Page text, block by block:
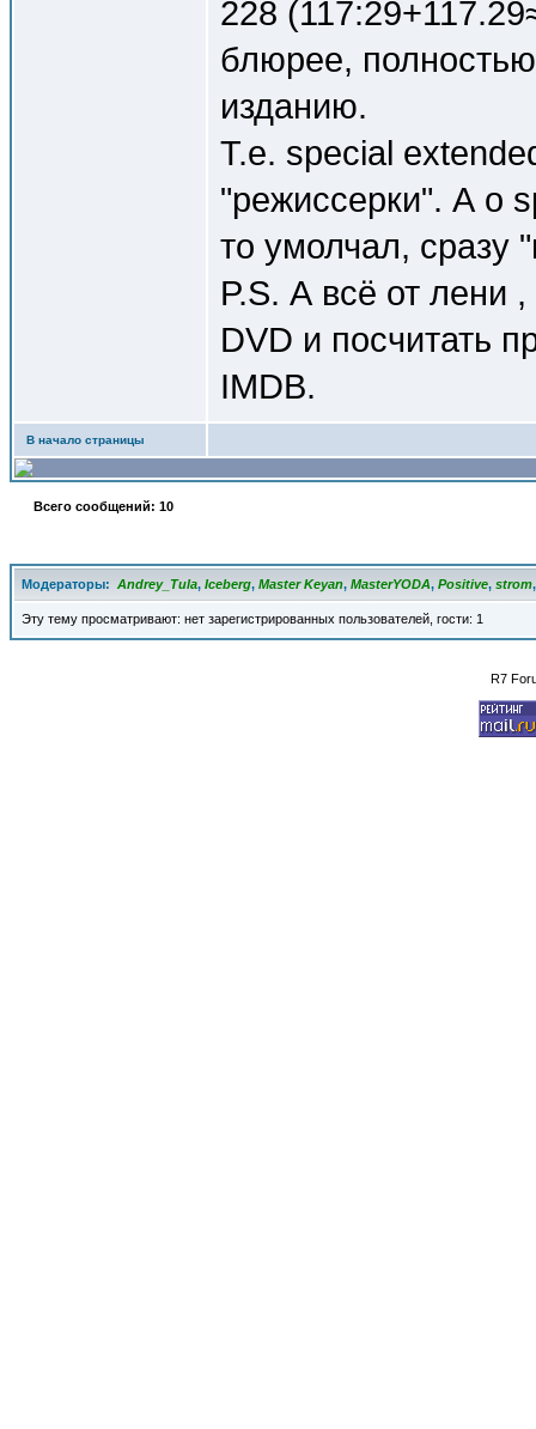
228
блюрее, полностью
изданию.
Т.е. special
"режиссерки". А о
то умолчал, сразу
P.S. А всё от лени
DVD и посчитать
IMDB.
В начало страницы
Всего сообщений: 10
Модераторы: Andrey_Tula, Iceberg, Master Keyan, MasterYODA, Positive, strom
Эту тему просматривают: нет зарегистрированных пользователей, гости: 1
R7